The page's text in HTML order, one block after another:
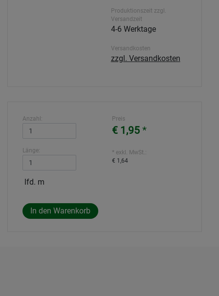
Produktionszeit zzgl.
Versandzeit
4-6 Werktage
Versandkosten
zzgl. Versandkosten
Anzahl:
Länge:
lfd. m
Preis
€ 1,95 *
* exkl. MwSt.:
€ 1,64